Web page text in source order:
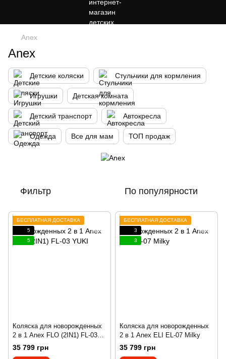
Anex
Anex
Детские коляски Стульчики для кормления
Игрушки Детская комната
Детский транспорт Автокресла
Одежда Все для мам ТОП продаж
Фильтр По популярности
БЕСПЛАТНАЯ ДОСТАВКА
5
5
Коляска для новорожденных
2 в 1 Anex FLO (2IN1) FL-03
YUKI
35 799 грн
БЕСПЛАТНАЯ ДОСТАВКА
3
3
Коляска для новорожденных
2 в 1 Anex ELI EL-07 Milky
35 799 грн